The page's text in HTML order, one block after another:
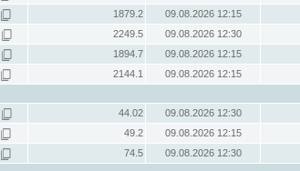
1879.2
09.08.2026 12:15
2249.5
09.08.2026 12:30
1894.7
09.08.2026 12:15
2144.1
09.08.2026 12:15
44.02
09.08.2026 12:30
49.2
09.08.2026 12:15
74.5
09.08.2026 12:30